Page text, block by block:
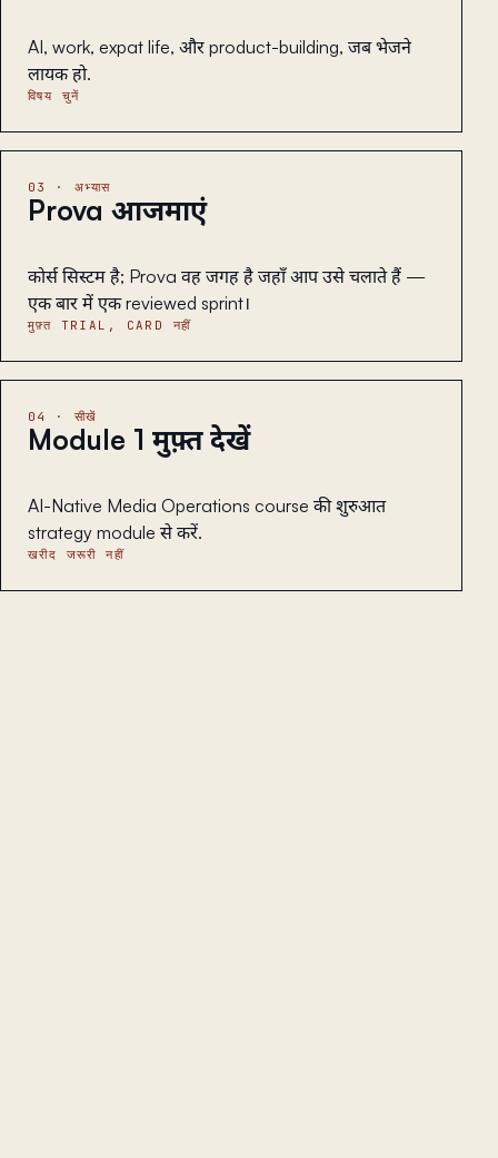
AI, work, expat life, और product-building, जब भेजने
लायक हो.
विषय चुनें
03 · अभ्यास
Prova आजमाएं
कोर्स सिस्टम है; Prova वह जगह है जहाँ आप उसे चलाते हैं —
एक बार में एक reviewed sprint।
मुफ़्त TRIAL, CARD नहीं
04 · सीखें
Module 1 मुफ़्त देखें
AI-Native Media Operations course की शुरुआत
strategy module से करें.
खरीद जरूरी नहीं